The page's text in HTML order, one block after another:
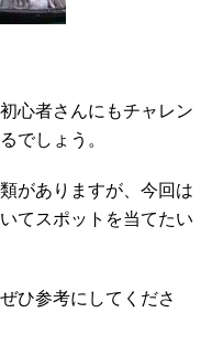
心者さんにもチャレン
でしょう。
がありますが、今回は
てスポットを当てたい
ひ参考にしてくださ